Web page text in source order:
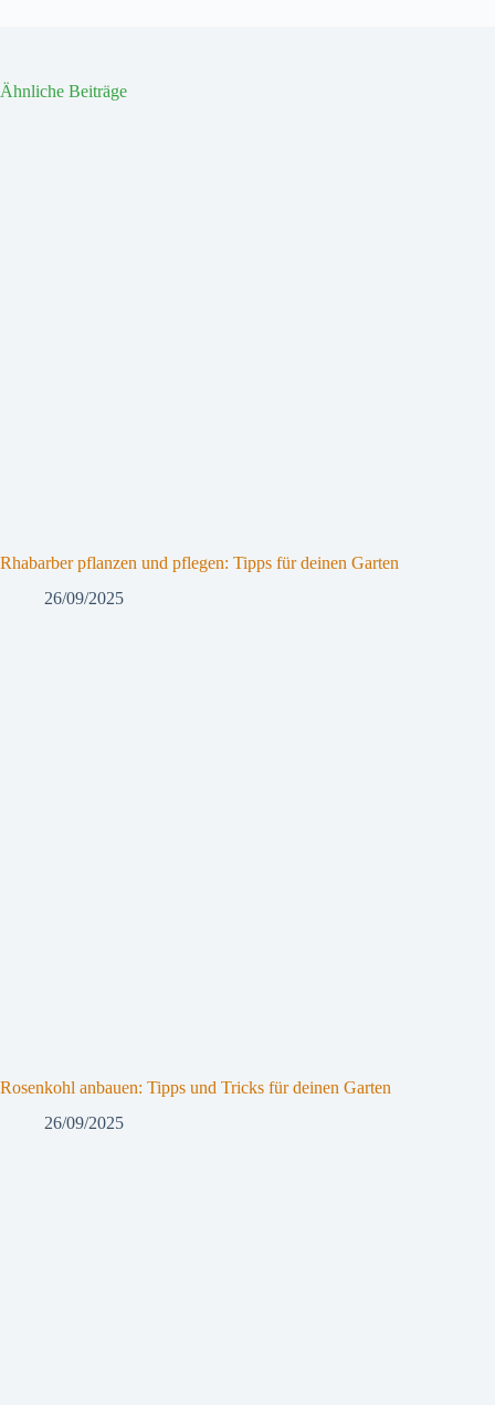
Ähnliche Beiträge
Rhabarber pflanzen und pflegen: Tipps für deinen Garten
26/09/2025
Rosenkohl anbauen: Tipps und Tricks für deinen Garten
26/09/2025